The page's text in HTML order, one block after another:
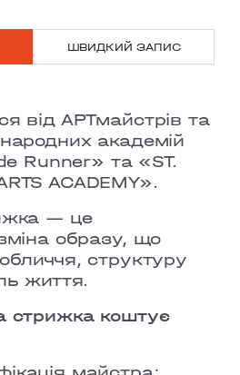
ШВИДКИЙ ЗАПИС
від АРТмайстрів та
академій
Runner» та «ST.
ACADEMY».
— це
образу, що
структуру
життя.
стрижка коштує